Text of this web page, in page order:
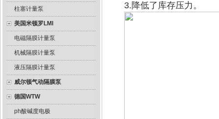
柱塞计量泵
美国米顿罗LMI
电磁隔膜计量泵
机械隔膜计量泵
液压隔膜计量泵
威尔顿气动隔膜泵
德国WTW
ph酸碱度电极
3.降低了库存压力。